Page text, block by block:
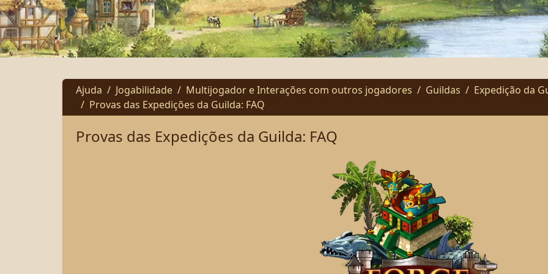
Ajuda Jogabilidade Multijogador e Interações com outros jogadores Guildas
Expedição da
Provas das Expedições da Guilda: FAQ
Provas das Expedições da Guilda: FAQ